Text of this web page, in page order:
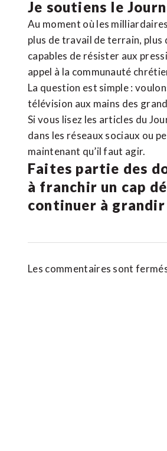
Je soutiens le
Au moment où les
plus de travail de terrain, plus
capables de résister aux
appel à la communauté
La question est simple :
télévision aux mains des
Si vous lisez les articles du
dans les réseaux sociaux ou
maintenant qu’il faut agir.
Faites partie des
à franchir un cap
continuer à
Les commentaires sont